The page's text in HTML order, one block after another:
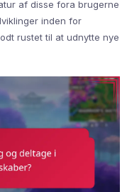
af disse fora brugerne
inden for
rustet til at udnytte nye